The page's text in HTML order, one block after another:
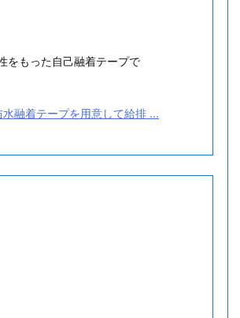
をもった自己融着テープで
水融着テープを用意して給排 ...